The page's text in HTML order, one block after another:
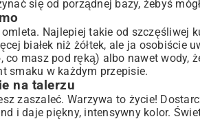
wersja bez mąki
usmażonych omletów (żebyś ty nie
poranny rytuał
się od porządnej bazy, żebyś
Najlepiej takie od szczęśliwej
białek niż żółtek, ale ja osobiście
masz pod ręką) albo nawet wody,
smaku w każdym przepisie.
na talerzu
zaszaleć. Warzywa to życie!
i daje piękny, intensywny kolor.